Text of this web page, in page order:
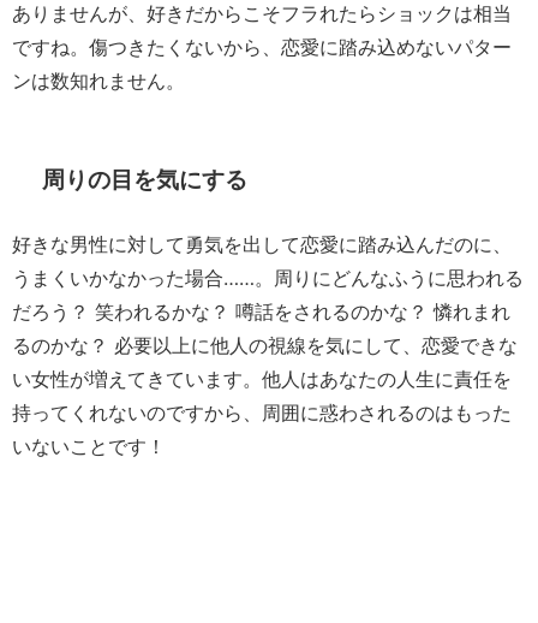
ありませんが、好きだからこそフラれたらショックは相当
ですね。傷つきたくないから、恋愛に踏み込めないパター
ンは数知れません。
周りの目を気にする
好きな男性に対して勇気を出して恋愛に踏み込んだのに、
うまくいかなかった場合……。周りにどんなふうに思われる
だろう？ 笑われるかな？ 噂話をされるのかな？ 憐れまれ
るのかな？ 必要以上に他人の視線を気にして、恋愛できな
い女性が増えてきています。他人はあなたの人生に責任を
持ってくれないのですから、周囲に惑わされるのはもった
いないことです！